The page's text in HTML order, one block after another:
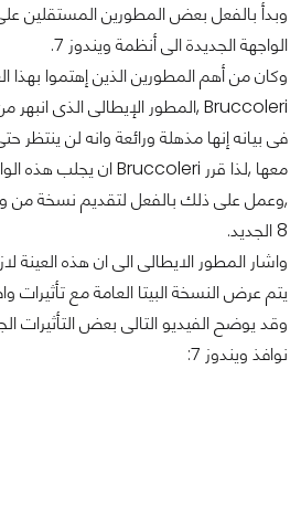
وبدأ بالفعل بعض المطورين المستقلين
الواجهة الجديدة الى أنظمة ويندوز 7.
8 الجديد.
واشار المطور الايطالى الى ان هذه
يتم عرض النسخة البيتا العامة مع تأثيرات
وقد يوضح الفيديو التالى بعض التأثيرات
نوافذ ويندوز 7: